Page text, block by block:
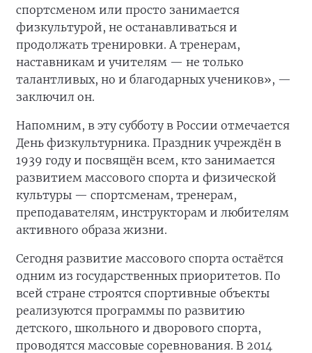
спортсменом или просто занимается
физкультурой, не останавливаться и
продолжать тренировки. А тренерам,
наставникам и учителям — не только
талантливых, но и благодарных учеников», —
заключил он.
Напомним, в эту субботу в России отмечается
День физкультурника. Праздник учреждён в
1939 году и посвящён всем, кто занимается
развитием массового спорта и физической
культуры — спортсменам, тренерам,
преподавателям, инструкторам и любителям
активного образа жизни.
Сегодня развитие массового спорта остаётся
одним из государственных приоритетов. По
всей стране строятся спортивные объекты
реализуются программы по развитию
детского, школьного и дворового спорта,
проводятся массовые соревнования. В 2014